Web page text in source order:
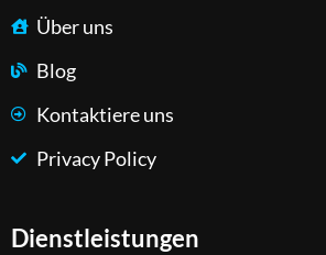
Über uns
Blog
Kontaktiere uns
Privacy Policy
Dienstleistungen